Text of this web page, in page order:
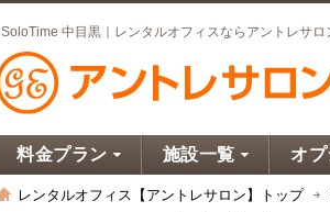
SoloTime 中目黒｜レンタルオフィスならアントレサロ
料金プラン 施設一覧 オ
レンタルオフィス【アントレサロン】トップ